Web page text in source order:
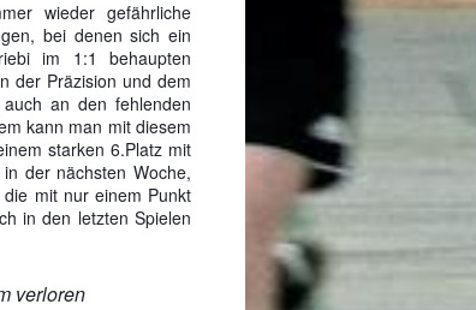
wieder gefährliche
bei denen sich ein
im 1:1 behaupten
der Präzision und dem
an den fehlenden
kann man mit diesem
starken 6.Platz mit
der nächsten Woche,
mit nur einem Punkt
in den letzten Spielen
verloren